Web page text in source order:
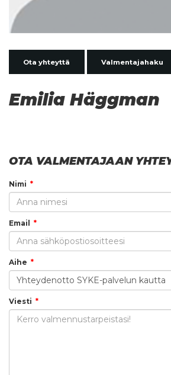
Ota yhteyttä Valmentajahaku
Emilia Häggman
OTA VALMENTAJAAN
Nimi
Email
Aihe
Viesti